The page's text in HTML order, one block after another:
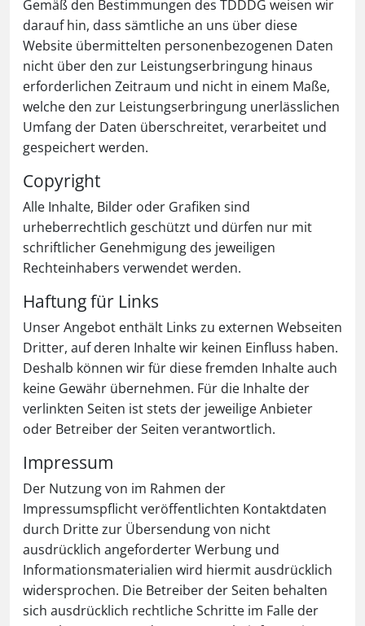
Gemäß den Bestimmungen des TDDDG weisen wir
darauf hin, dass sämtliche an uns über diese
Website übermittelten personenbezogenen Daten
nicht über den zur Leistungserbringung hinaus
erforderlichen Zeitraum und nicht in einem Maße,
welche den zur Leistungserbringung unerlässlichen
Umfang der Daten überschreitet, verarbeitet und
gespeichert werden.
Copyright
Alle Inhalte, Bilder oder Grafiken sind
urheberrechtlich geschützt und dürfen nur mit
schriftlicher Genehmigung des jeweiligen
Rechteinhabers verwendet werden.
Haftung für Links
Unser Angebot enthält Links zu externen Webseiten
Dritter, auf deren Inhalte wir keinen Einfluss haben.
Deshalb können wir für diese fremden Inhalte auch
keine Gewähr übernehmen. Für die Inhalte der
verlinkten Seiten ist stets der jeweilige Anbieter
oder Betreiber der Seiten verantwortlich.
Impressum
Der Nutzung von im Rahmen der
Impressumspflicht veröffentlichten Kontaktdaten
durch Dritte zur Übersendung von nicht
ausdrücklich angeforderter Werbung und
Informationsmaterialien wird hiermit ausdrücklich
widersprochen. Die Betreiber der Seiten behalten
sich ausdrücklich rechtliche Schritte im Falle der